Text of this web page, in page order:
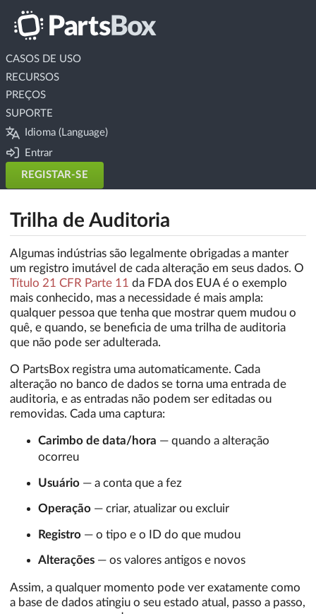
CASOS DE USO
RECURSOS
PREÇOS
SUPORTE
Idioma (Language)
Entrar
REGISTAR-SE
Trilha de Auditoria
Algumas indústrias são legalmente obrigadas a manter
um registro imutável de cada alteração em seus dados. O
Título 21 CFR Parte 11 da FDA dos EUA é o exemplo
mais conhecido, mas a necessidade é mais ampla:
qualquer pessoa que tenha que mostrar quem mudou o
quê, e quando, se beneficia de uma trilha de auditoria
que não pode ser adulterada.
O PartsBox registra uma automaticamente. Cada
alteração no banco de dados se torna uma entrada de
auditoria, e as entradas não podem ser editadas ou
removidas. Cada uma captura:
Carimbo de data/hora — quando a alteração
ocorreu
Usuário — a conta que a fez
Operação — criar, atualizar ou excluir
Registro — o tipo e o ID do que mudou
Alterações — os valores antigos e novos
Assim, a qualquer momento pode ver exatamente como
a base de dados atingiu o seu estado atual, passo a passo,